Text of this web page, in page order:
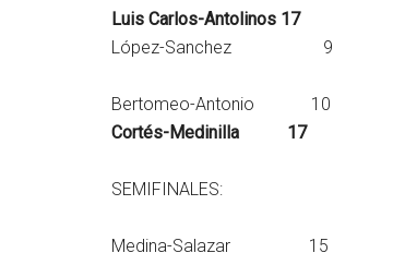
Luis Carlos-Antolinos 17
López-Sanchez 9
Bertomeo-Antonio 10
Cortés-Medinilla 17
SEMIFINALES:
Medina-Salazar 15